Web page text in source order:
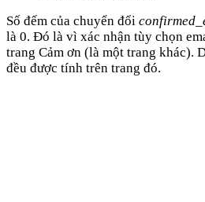
Số đếm của chuyển đổi
là 0. Đó là vì xác nhận tùy chọn
trang Cảm ơn (là một trang khác).
đều được tính trên trang đó.